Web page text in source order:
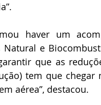
haver um
e
que as
tem que
aérea”, destacou.